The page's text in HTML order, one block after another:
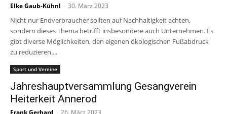
Elke Gaub-Kühnl - 30. März 2023
Nicht nur Endverbraucher sollten auf Nachhaltigkeit achten,
sondern dieses Thema betrifft insbesondere auch Unternehmen. Es
gibt diverse Möglichkeiten, den eigenen ökologischen Fußabdruck
zu reduzieren....
Sport und Vereine
Jahreshauptversammlung Gesangverein
Heiterkeit Annerod
Frank Gerhard - 26. März 2023